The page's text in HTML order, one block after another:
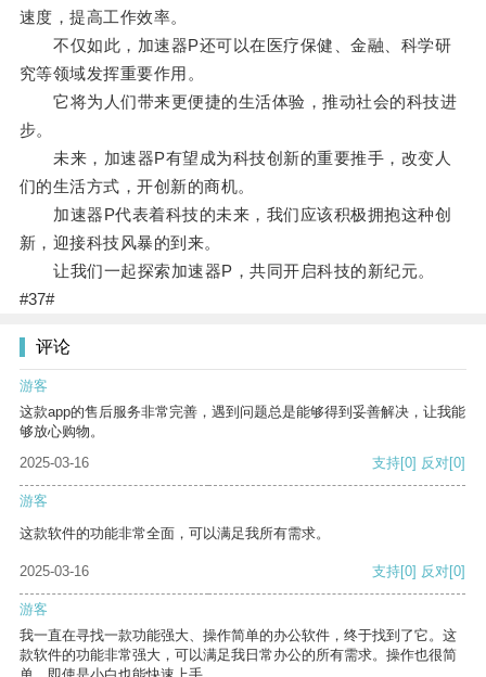
速度，提高工作效率。
不仅如此，加速器P还可以在医疗保健、金融、科学研
究等领域发挥重要作用。
它将为人们带来更便捷的生活体验，推动社会的科技进
步。
未来，加速器P有望成为科技创新的重要推手，改变人
们的生活方式，开创新的商机。
加速器P代表着科技的未来，我们应该积极拥抱这种创
新，迎接科技风暴的到来。
让我们一起探索加速器P，共同开启科技的新纪元。
#37#
评论
游客
这款app的售后服务非常完善，遇到问题总是能够得到妥善解决，让我能
够放心购物。
2025-03-16
支持[0] 反对[0]
游客
这款软件的功能非常全面，可以满足我所有需求。
2025-03-16 支持[0] 反对[0]
游客
我一直在寻找一款功能强大、操作简单的办公软件，终于找到了它。这
款软件的功能非常强大，可以满足我日常办公的所有需求。操作也很简